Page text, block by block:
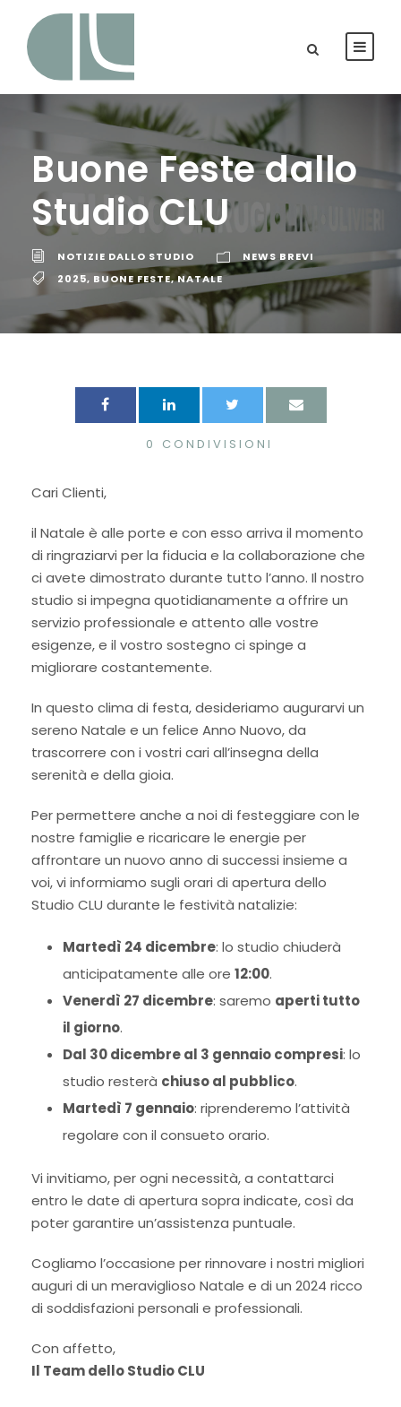
Buone Feste dallo
Studio CLU
NOTIZIE DALLO STUDIO
NEWS BREVI
2025, BUONE FESTE,NATALE
0 CONDIVISIONI
Cari Clienti,
il Natale è alle porte e con esso arriva il momento
di ringraziarvi per la fiducia e la collaborazione che
ci avete dimostrato durante tutto l’anno. Il nostro
studio si impegna quotidianamente a offrire un
servizio professionale e attento alle vostre
esigenze, e il vostro sostegno ci spinge a
migliorare costantemente.
In questo clima di festa, desideriamo augurarvi un
sereno Natale e un felice Anno Nuovo, da
trascorrere con i vostri cari all’insegna della
serenità e della gioia.
Per permettere anche a noi di festeggiare con le
nostre famiglie e ricaricare le energie per
affrontare un nuovo anno di successi insieme a
voi, vi informiamo sugli orari di apertura dello
Studio CLU durante le festività natalizie:
Martedì 24 dicembre: lo studio chiuderà
anticipatamente alle ore 12:00.
Venerdì 27 dicembre: saremo aperti tutto
il giorno.
Dal 30 dicembre al 3 gennaio compresi: lo
studio resterà chiuso al pubblico.
Martedì 7 gennaio: riprenderemo l’attività
regolare con il consueto orario.
Vi invitiamo, per ogni necessità, a contattarci
entro le date di apertura sopra indicate, così da
poter garantire un’assistenza puntuale.
Cogliamo l’occasione per rinnovare i nostri migliori
auguri di un meraviglioso Natale e di un 2024 ricco
di soddisfazioni personali e professionali.
Con affetto,
Il Team dello Studio CLU